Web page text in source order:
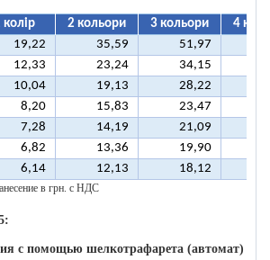
колір 2 кольори 3 кольори
4
19,22 35,59 51,97
12,33 23,24 34,15
10,04 19,13 28,22
8,20 15,83 23,47
7,28 14,19 21,09
6,82 13,36 19,90
6,14 12,13 18,12
в грн. с НДС
с помощью шелкотрафарета (автомат)